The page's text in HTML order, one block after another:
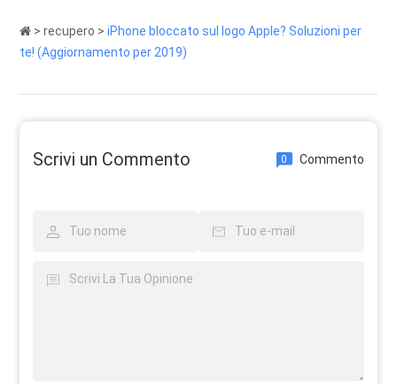
>recupero >iPhone bloccato sul logo Apple? Soluzioni per
te! (Aggiornamento per 2019)
Scrivi un Commento 0 Commento